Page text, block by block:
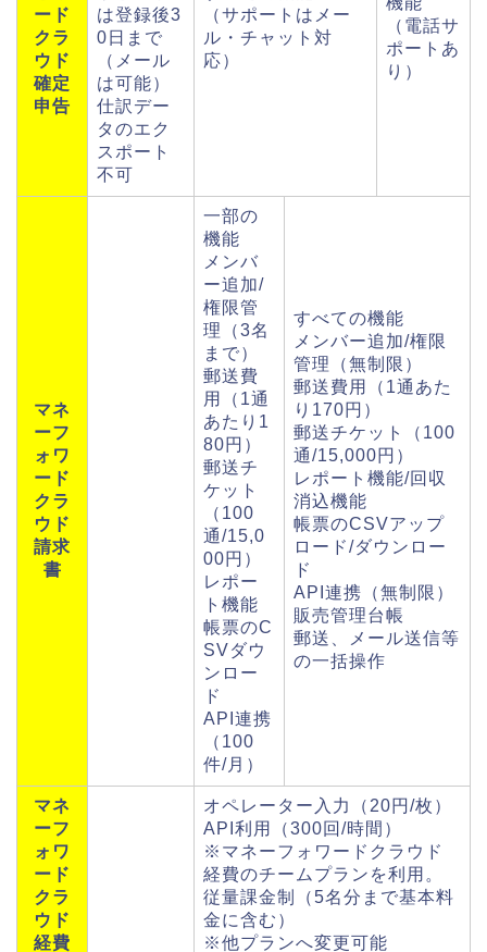
ード
クラ
ウド
確定
申告
は登録後3
0日まで
（メール
は可能）
仕訳デー
タのエク
スポート
不可
（サポートはメー
ル・チャット対
応）
（電話サ
ポートあ
り）
マネ
ーフ
ォワ
ード
クラ
ウド
請求
書
一部の
機能
メンバ
ー追加/
権限管
理（3名
まで）
郵送費
用（1通
あたり1
80円）
郵送チ
ケット
（100
通/15,0
00円）
レポー
ト機能
帳票のC
SVダウ
ンロー
ド
API連携
（100
件/月）
すべての機能
メンバー追加/権限
管理（無制限）
郵送費用（1通あた
り170円）
郵送チケット（100
通/15,000円）
レポート機能/回収
消込機能
帳票のCSVアップ
ロード/ダウンロー
ド
API連携（無制限）
販売管理台帳
郵送、メール送信等
の一括操作
マネ
ーフ
ォワ
ード
クラ
ウド
経費
オペレーター入力（20円/枚）
API利用（300回/時間）
※マネーフォワードクラウド
経費のチームプランを利用。
従量課金制（5名分まで基本料
金に含む）
※他プランへ変更可能